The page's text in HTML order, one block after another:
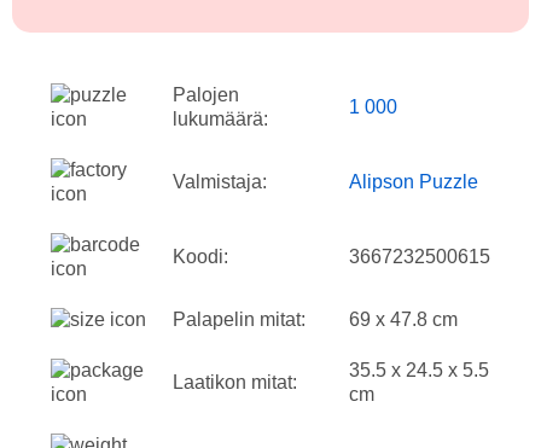
Palojen
lukumäärä:
1 000
Valmistaja: Alipson Puzzle
Koodi: 3667232500615
Palapelin mitat: 69 x 47.8 cm
Laatikon mitat:
35.5 x 24.5 x 5.5
cm